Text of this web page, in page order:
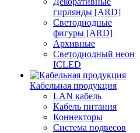
гирлянды [ARD]
Светодиодные
фигуры [ARD]
Архивные
Светодиодный неон
ICLED
Кабельная продукция
LAN кабель
Кабель питания
Коннекторы
Система подвесов